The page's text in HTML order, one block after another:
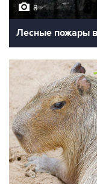
8
Лесные пожары